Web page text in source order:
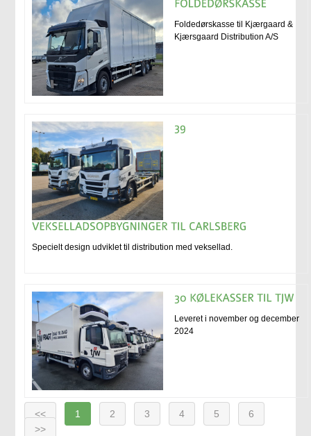
Foldedørskasse til Kjærgaard &
Kjærsgaard Distribution A/S
Specielt design udviklet til distribution med veksellad.
Leveret i november og december
2024
<< 1 2 3 4 5
6
>>